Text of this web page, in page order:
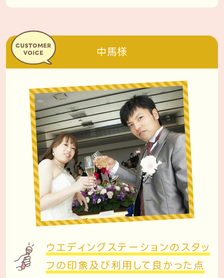
中馬様
ウエディングステーションのスタッ
フの印象及び利用して良かった点